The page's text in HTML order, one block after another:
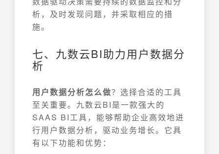
析，及时发现问题，并采取相应的措
施。
七、九数云BI助力用户数据分
析
用户数据分析怎么做？选择合适的工具
至关重要。九数云BI是一款强大的
SAAS BI工具，能够帮助企业高效地进
行用户数据分析，驱动业务增长。它具
有以下功能和优势：